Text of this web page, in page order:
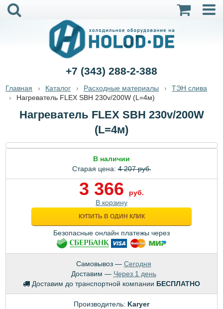
+7 (343) 288-2-388
Главная Каталог Расходные материалы
ТЭН слива
Нагреватель FLEX SBH 230v/200W (L=4м)
Нагреватель FLEX SBH 230v/200W
(L=4м)
В наличии
Старая цена:4 207 руб.
3 366
руб.
В корзину
КУПИТЬ В ОДИН КЛИК
Безопасные онлайн платежы через
Самовывоз — Сегодня
Доставим — Через 1 день
Доставим до транспортной компании БЕСПЛАТНО
Производитель: Karyer